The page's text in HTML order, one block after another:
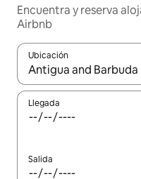
Encuentra y reserva
Airbnb
Ubicación
Cuando los resultados
Llegada
Salida